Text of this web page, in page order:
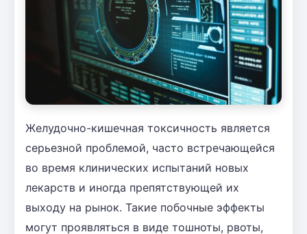
Желудочно-кишечная токсичность является
серьезной проблемой, часто встречающейся
во время клинических испытаний новых
лекарств и иногда препятствующей их
выходу на рынок. Такие побочные эффекты
могут проявляться в виде тошноты, рвоты,